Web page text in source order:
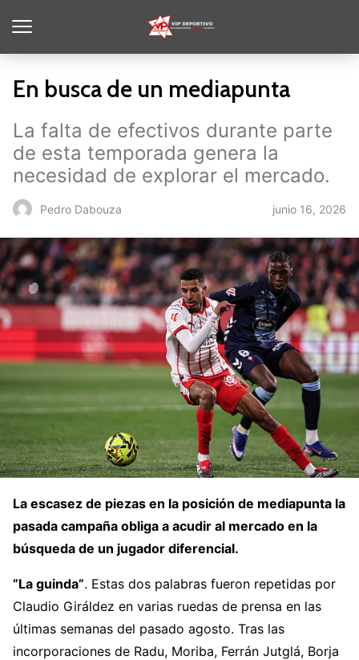
En busca de un mediapunta
La falta de efectivos durante parte
de esta temporada genera la
necesidad de explorar el mercado.
Pedro Dabouza junio 16, 2026
La escasez de piezas en la posición de mediapunta la
pasada campaña obliga a acudir al mercado en la
búsqueda de un jugador diferencial.
”La guinda”. Estas dos palabras fueron repetidas por
Claudio Giráldez en varias ruedas de prensa en las
últimas semanas del pasado agosto. Tras las
incorporaciones de Radu, Moriba, Ferrán Jutglá, Borja